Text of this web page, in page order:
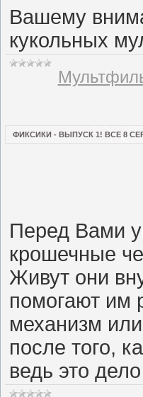
Вашему
кукольных
ФИКСИКИ - ВЫПУСК 1! ВСЕ 8
Перед Вами
крошечные
Живут они
помогают им
механизм
после того,
ведь это